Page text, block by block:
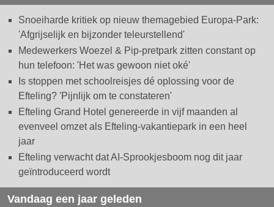
Snoeiharde kritiek op nieuw themagebied Europa-Park:
'Afgrijselijk en bijzonder teleurstellend'
Medewerkers Woezel & Pip-pretpark zitten constant op
hun telefoon: 'Het was gewoon niet oké'
Is stoppen met schoolreisjes dé oplossing voor de
Efteling? 'Pijnlijk om te constateren'
Efteling Grand Hotel genereerde in vijf maanden al
evenveel omzet als Efteling-vakantiepark in een heel
jaar
Efteling verwacht dat AI-Sprookjesboom nog dit jaar
geïntroduceerd wordt
Vandaag een jaar geleden